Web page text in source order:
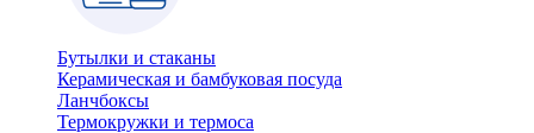
Бутылки и стаканы
Керамическая и бамбуковая посуда
Ланчбоксы
Термокружки и термоса